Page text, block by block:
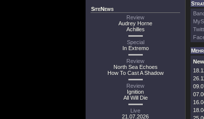
SiteNews
Review
Audrey Horne
Achilles
Special
In Extremo
Review
North Sea Echoes
How To Cast A Shadow
Review
Ignition
All Will Die
Live
21.07.2026